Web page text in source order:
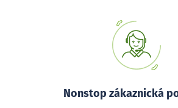
Nonstop zákaznická